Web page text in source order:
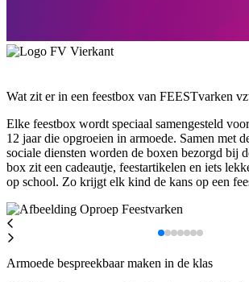
Wat zit er in een feestbox van FEESTvarken
Elke feestbox wordt speciaal samengesteld
12 jaar die opgroeien in armoede. Samen met
sociale diensten worden de boxen bezorgd bij
box zit een cadeautje, feestartikelen en iets
op school. Zo krijgt elk kind de kans op een
Armoede bespreekbaar maken in de klas